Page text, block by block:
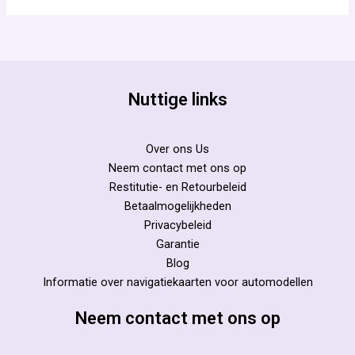
Nuttige links
Over ons Us
Neem contact met ons op
Restitutie- en Retourbeleid
Betaalmogelijkheden
Privacybeleid
Garantie
Blog
Informatie over navigatiekaarten voor automodellen
Neem contact met ons op